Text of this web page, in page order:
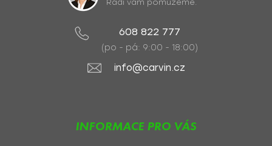
Rádi vám pomůžeme.
608 822 777
(po - pá: 9:00 - 18:00)
info@carvin.cz
INFORMACE PRO VÁS